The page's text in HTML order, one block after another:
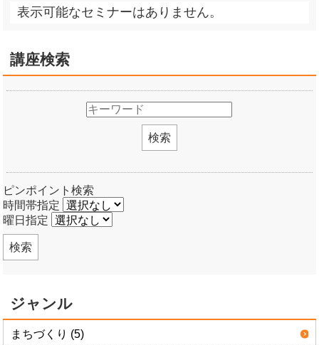
表示可能なセミナーはありません。
講座検索
検索
ピンポイント検索
時間帯指定
曜日指定
検索
ジャンル
まちづくり (5)